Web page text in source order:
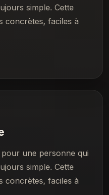
simple. Cette
concrètes, faciles à
une personne qui
simple. Cette
concrètes, faciles à